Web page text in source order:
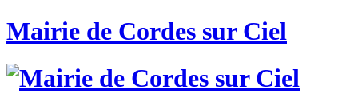
Mairie de Cordes sur Ciel